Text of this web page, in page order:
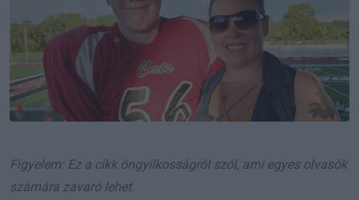
Figyelem: Ez a cikk öngyilkosságról szól, ami egyes olvasók
számára zavaró lehet.